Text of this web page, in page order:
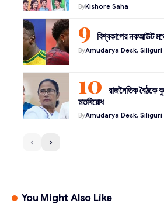
ByKishore Saha
বিশ্বকাপের নকআউট
ByAmudarya Desk, Siliguri
রাজনৈতিক বৈঠকে
মতবিরোধ
ByAmudarya Desk, Siliguri
You Might Also Like